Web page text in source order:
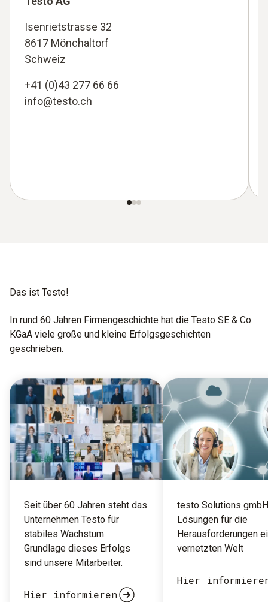
Isenrietstrasse 32
8617 Mönchaltorf
Schweiz
+41 (0)43 277 66 66
info@testo.ch
Das ist Testo!
In rund 60 Jahren Firmengeschichte hat die Testo SE & Co.
KGaA viele große und kleine Erfolgsgeschichten
geschrieben.
Seit über 60 Jahren steht das
Unternehmen Testo für
stabiles Wachstum.
Grundlage dieses Erfolgs
sind unsere Mitarbeiter.
Hier informieren
testo Solutions
Lösungen für die
Herausforderungen
vernetzten Welt
Hier